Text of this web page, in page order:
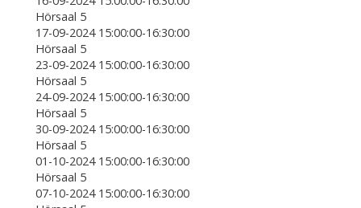
Hörsaal 5
17-09-2024 15:00:00-16:30:00
Hörsaal 5
23-09-2024 15:00:00-16:30:00
Hörsaal 5
24-09-2024 15:00:00-16:30:00
Hörsaal 5
30-09-2024 15:00:00-16:30:00
Hörsaal 5
01-10-2024 15:00:00-16:30:00
Hörsaal 5
07-10-2024 15:00:00-16:30:00